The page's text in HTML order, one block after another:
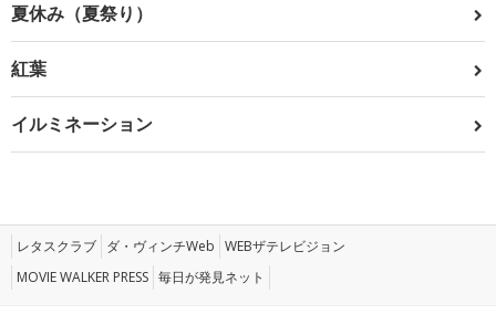
夏休み（夏祭り）
紅葉
イルミネーション
レタスクラブ ダ・ヴィンチWeb WEBザテレビジョン
MOVIE WALKER PRESS 毎日が発見ネット